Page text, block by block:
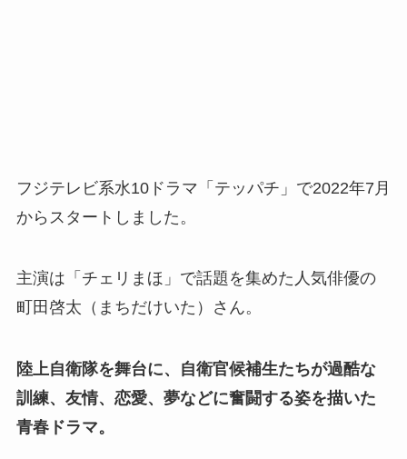
フジテレビ系水10ドラマ「テッパチ」で2022年7月
からスタートしました。
主演は「チェリまほ」で話題を集めた人気俳優の
町田啓太（まちだけいた）さん。
陸上自衛隊を舞台に、自衛官候補生たちが過酷な
訓練、友情、恋愛、夢などに奮闘する姿を描いた
青春ドラマ。